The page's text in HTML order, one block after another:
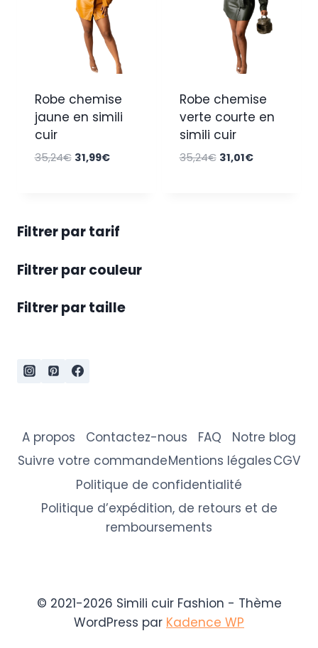
Robe chemise
jaune en simili
cuir
35,24€ Le
35,24€.
31,99€Le
31,99€.
Robe chemise
verte courte en
simili cuir
35,24€ Le
31,01€Le
Filtrer par tarif
Filtrer par couleur
Filtrer par taille
A propos Contactez-nous FAQ
Notre blog
Suivre votre commandeMentions légalesCGV
Politique de confidentialité
Politique d’expédition, de retours et de
remboursements
© 2021-2026 Simili cuir Fashion - Thème
WordPress par Kadence WP